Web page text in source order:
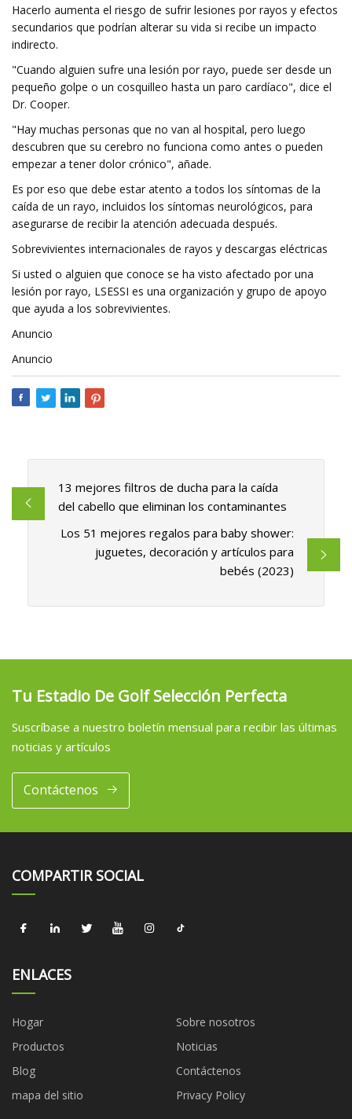
Hacerlo aumenta el riesgo de sufrir lesiones por rayos y efectos
secundarios que podrían alterar su vida si recibe un impacto
indirecto.
"Cuando alguien sufre una lesión por rayo, puede ser desde un
pequeño golpe o un cosquilleo hasta un paro cardíaco", dice el
Dr. Cooper.
"Hay muchas personas que no van al hospital, pero luego
descubren que su cerebro no funciona como antes o pueden
empezar a tener dolor crónico", añade.
Es por eso que debe estar atento a todos los síntomas de la
caída de un rayo, incluidos los síntomas neurológicos, para
asegurarse de recibir la atención adecuada después.
Sobrevivientes internacionales de rayos y descargas eléctricas
Si usted o alguien que conoce se ha visto afectado por una
lesión por rayo, LSESSI es una organización y grupo de apoyo
que ayuda a los sobrevivientes.
Anuncio
Anuncio
13 mejores filtros de ducha para la caída
del cabello que eliminan los contaminantes
Los 51 mejores regalos para baby shower:
juguetes, decoración y artículos para
bebés (2023)
Tu Estadio De Golf Selección Perfecta
Suscríbase a nuestro boletín mensual para recibir las últimas
noticias y artículos
Contáctenos
COMPARTIR SOCIAL
ENLACES
Hogar
Sobre nosotros
Productos
Noticias
Blog
Contáctenos
mapa del sitio
Privacy Policy